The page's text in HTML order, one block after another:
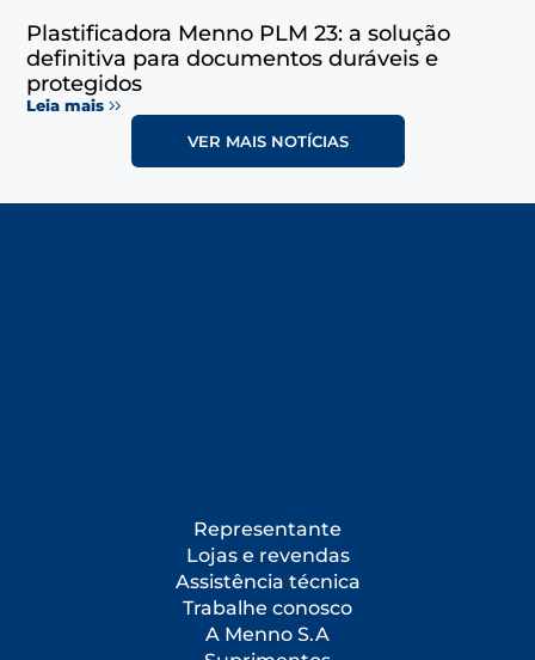
Plastificadora Menno PLM 23: a solução
definitiva para documentos duráveis e
protegidos
Leia mais
VER MAIS NOTÍCIAS
Representante
Lojas e revendas
Assistência técnica
Trabalhe conosco
A Menno S.A